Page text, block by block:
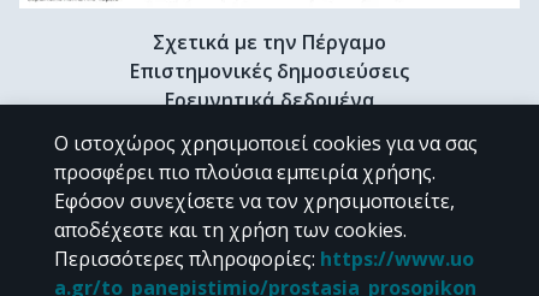
Σχετικά με την Πέργαμο
Επιστημονικές δημοσιεύσεις
Ερευνητικά δεδομένα
Διδακτορικές διατριβές & Γκρίζα βιβλιογραφία
Προφίλ Ερευνητή
CC BY-NC 4.0
Ο ιστοχώρος χρησιμοποιεί cookies για να σας
προσφέρει πιο πλούσια εμπειρία χρήσης.
Εφόσον συνεχίσετε να τον χρησιμοποιείτε,
αποδέχεστε και τη χρήση των cookies.
Περισσότερες πληροφορίες: https://www.uo
a.gr/to_panepistimio/prostasia_prosopikon_